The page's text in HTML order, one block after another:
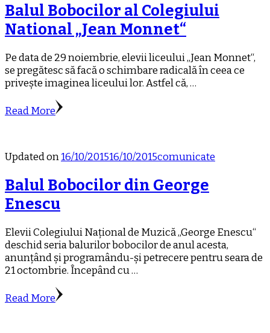
Balul Bobocilor al Colegiului
National „Jean Monnet“
Pe data de 29 noiembrie, elevii liceului „Jean Monnet“,
se pregătesc să facă o schimbare radicală în ceea ce
privește imaginea liceului lor. Astfel că, …
Read More
Updated on16/10/201516/10/2015comunicate
Balul Bobocilor din George
Enescu
Elevii Colegiului Național de Muzică „George Enescu“
deschid seria balurilor bobocilor de anul acesta,
anunțând și programându-și petrecere pentru seara de
21 octombrie. Începând cu …
Read More